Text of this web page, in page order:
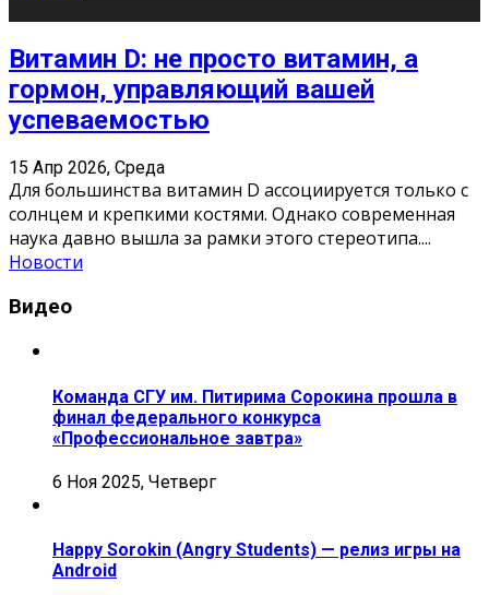
Витамин D: не просто витамин, а
гормон, управляющий вашей
успеваемостью
15 Апр 2026, Среда
Для большинства витамин D ассоциируется только с
солнцем и крепкими костями. Однако современная
наука давно вышла за рамки этого стереотипа....
Новости
Видео
Команда СГУ им. Питирима Сорокина прошла в
финал федерального конкурса
«Профессиональное завтра»
6 Ноя 2025, Четверг
Happy Sorokin (Angry Students) — релиз игры на
Android